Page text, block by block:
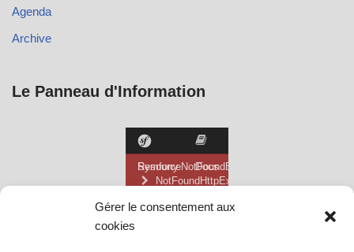
Gérer le consentement aux
cookies
Agenda
Archive
Le Panneau d'Information